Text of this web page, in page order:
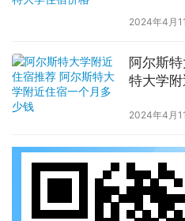
2024年4月
阿尔斯
特大学
2024年4月